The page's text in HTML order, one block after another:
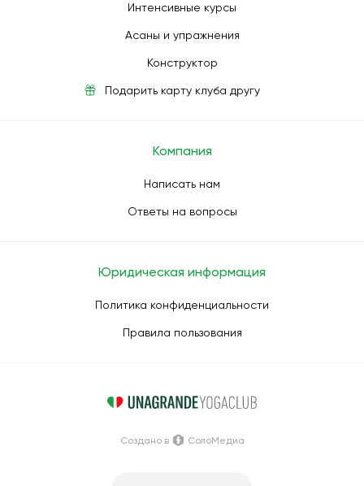
Интенсивные курсы
Асаны и упражнения
Конструктор
Подарить карту клуба другу
Компания
Написать нам
Ответы на вопросы
Юридическая информация
Политика конфиденциальности
Правила пользования
Создано в СолоМедиа